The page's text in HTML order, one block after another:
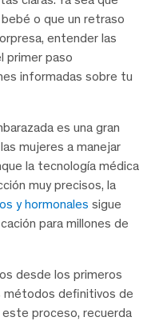
o que un retraso
entender las
primer paso
informadas sobre tu
es una gran
mujeres a manejar
la tecnología médica
muy precisos, la
y hormonales sigue
para millones de
desde los primeros
métodos definitivos de
proceso, recuerda